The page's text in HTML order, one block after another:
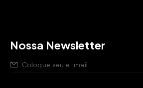
Nossa Newsletter